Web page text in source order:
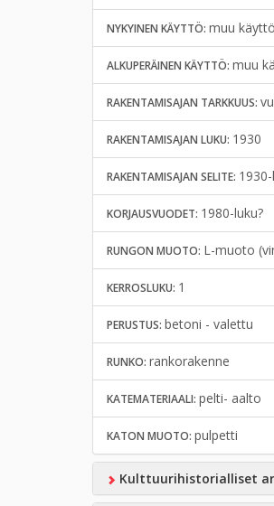
NYKYINEN KÄYTTÖ: muu käyttö
ALKUPERÄINEN KÄYTTÖ: muu
RAKENTAMISAJAN TARKKUUS:
RAKENTAMISAJAN LUKU: 1930
RAKENTAMISAJAN SELITE:
KORJAUSVUODET: 1980-luku?
RUNGON MUOTO: L-muoto
KERROSLUKU: 1
PERUSTUS: betoni - valettu
RUNKO: rankorakenne
KATEMATERIAALI: pelti- aalto
KATON MUOTO: pulpetti
Kulttuurihistorialliset